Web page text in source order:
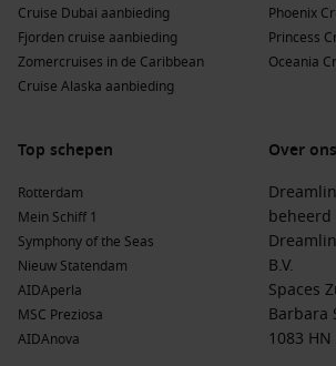
Cruise Dubai aanbieding
Fjorden cruise aanbieding
Zomercruises in de Caribbean
Cruise Alaska aanbieding
Phoenix
Princess
Oceania
Top schepen
Rotterdam
Mein Schiff 1
Symphony of the Seas
Nieuw Statendam
AIDAperla
MSC Preziosa
AIDAnova
Over ons
B.V.
Spaces
Barbara
1083